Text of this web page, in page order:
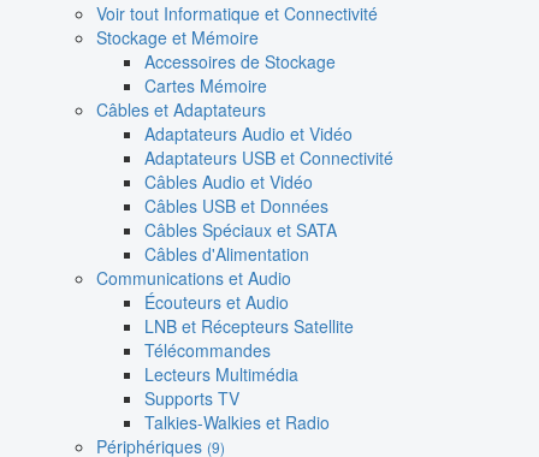
Voir tout Informatique et Connectivité
Stockage et Mémoire
Accessoires de Stockage
Cartes Mémoire
Câbles et Adaptateurs
Adaptateurs Audio et Vidéo
Adaptateurs USB et Connectivité
Câbles Audio et Vidéo
Câbles USB et Données
Câbles Spéciaux et SATA
Câbles d'Alimentation
Communications et Audio
Écouteurs et Audio
LNB et Récepteurs Satellite
Télécommandes
Lecteurs Multimédia
Supports TV
Talkies-Walkies et Radio
Périphériques (9)